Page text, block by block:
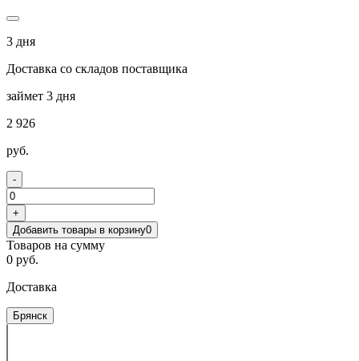
3 дня
Доставка со складов поставщика
займет 3 дня
2 926
руб.
-
+
Добавить товары в корзину0
Товаров на сумму
0 руб.
Доставка
Брянск